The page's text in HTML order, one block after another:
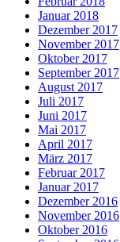
Januar 2018
Dezember 2017
November 2017
Oktober 2017
September 2017
August 2017
Juli 2017
Juni 2017
Mai 2017
April 2017
März 2017
Februar 2017
Januar 2017
Dezember 2016
November 2016
Oktober 2016